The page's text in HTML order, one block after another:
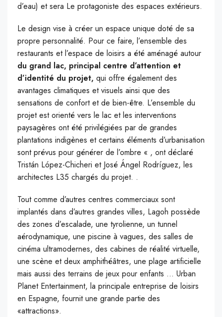
d’eau) et sera Le protagoniste des espaces extérieurs.
Le design vise à créer un espace unique doté de sa
propre personnalité. Pour ce faire, l’ensemble des
restaurants et l’espace de loisirs a été aménagé autour
du grand lac, principal centre d’attention et
d’identité du projet, qui offre également des
avantages climatiques et visuels ainsi que des
sensations de confort et de bien-être. L’ensemble du
projet est orienté vers le lac et les interventions
paysagères ont été privilégiées par de grandes
plantations indigènes et certains éléments d’urbanisation
sont prévus pour générer de l’ombre « , ont déclaré
Tristán López-Chicheri et José Ángel Rodríguez, les
architectes L35 chargés du projet. .
Tout comme d’autres centres commerciaux sont
implantés dans d’autres grandes villes, Lagoh possède
des zones d’escalade, une tyrolienne, un tunnel
aérodynamique, une piscine à vagues, des salles de
cinéma ultramodernes, des cabines de réalité virtuelle,
une scène et deux amphithéâtres, une plage artificielle
mais aussi des terrains de jeux pour enfants … Urban
Planet Entertainment, la principale entreprise de loisirs
en Espagne, fournit une grande partie des
«attractions».